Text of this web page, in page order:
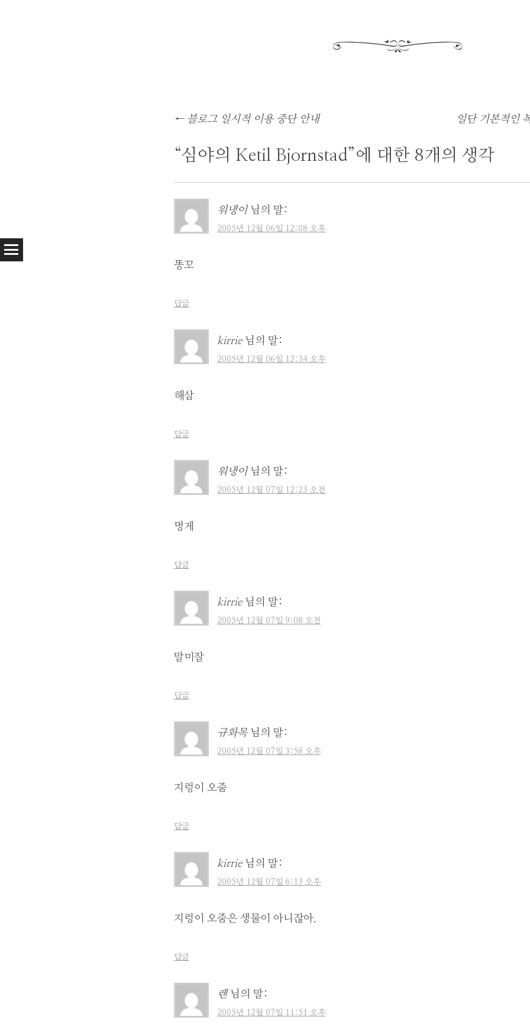
글
비
게
이
션
←블로그 일시적 이용 중단 안내 일단 기본적인
“심야의 Ketil Bjornstad”에 대한 8개의 생각
워냉이 님의 말:
2005년 12월 06일 12:08 오후
똥꼬
답글
kirrie 님의 말:
2005년 12월 06일 12:34 오후
해삼
답글
워냉이 님의 말:
2005년 12월 07일 12:23 오전
멍게
답글
kirrie 님의 말:
2005년 12월 07일 9:08 오전
말미잘
답글
규화목 님의 말:
2005년 12월 07일 3:58 오후
지렁이 오줌
답글
kirrie 님의 말:
2005년 12월 07일 6:13 오후
지렁이 오줌은 생물이 아니잖아.
답글
렌 님의 말:
2005년 12월 07일 11:51 오후